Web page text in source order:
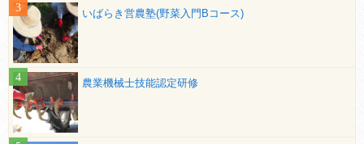
いばらき営農塾(野菜入門Bコース)
農業機械士技能認定研修